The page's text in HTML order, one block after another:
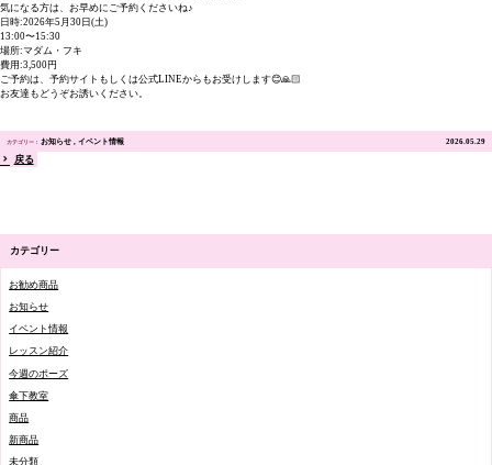
気になる方は、お早めにご予約くださいね♪
日時:2026年5月30日(土)
13:00〜15:30
場所:マダム・フキ
費用:3,500円
ご予約は、予約サイトもしくは公式LINEからもお受けします😊🙏🏻
お友達もどうぞお誘いください。
2026.05.29
お知らせ イベント情報
戻る
カテゴリー
お勧め商品
お知らせ
イベント情報
レッスン紹介
今週のポーズ
傘下教室
商品
新商品
未分類